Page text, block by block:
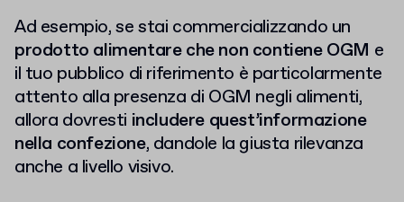
Ad esempio, se stai commercializzando un
prodotto alimentare che non contiene OGM e
il tuo pubblico di riferimento è particolarmente
attento alla presenza di OGM negli alimenti,
allora dovresti includere quest’informazione
nella confezione, dandole la giusta rilevanza
anche a livello visivo.